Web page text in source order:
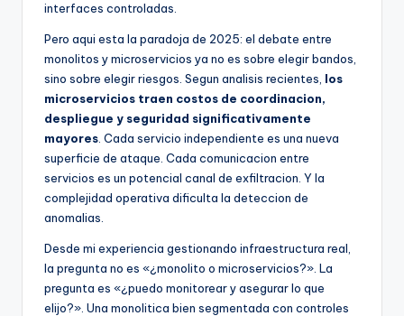
interfaces controladas.
Pero aqui esta la paradoja de 2025: el debate entre
monolitos y microservicios ya no es sobre elegir bandos,
sino sobre elegir riesgos. Segun analisis recientes, los
microservicios traen costos de coordinacion,
despliegue y seguridad significativamente
mayores . Cada servicio independiente es una nueva
superficie de ataque. Cada comunicacion entre
servicios es un potencial canal de exfiltracion. Y la
complejidad operativa dificulta la deteccion de
anomalias.
Desde mi experiencia gestionando infraestructura real,
la pregunta no es «¿monolito o microservicios?». La
pregunta es «¿puedo monitorear y asegurar lo que
elijo?». Una monolitica bien segmentada con controles